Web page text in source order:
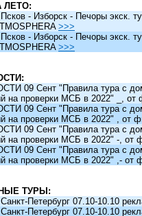
ЛЕТО:
- Изборск - Печоры экск.
>>>
- Изборск - Печоры экск.
>>>
09 Сент "Правила тура с
на проверки МСБ в 2022" _,
09 Сент "Правила тура с
на проверки МСБ в 2022" ,
09 Сент "Правила тура с
на проверки МСБ в 2022" -,
09 Сент "Правила тура с
на проверки МСБ в 2022" ,-
ТУРЫ:
Петербург 07.10-10.10
Петербург 07.10-10.10